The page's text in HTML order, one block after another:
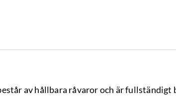
av hållbara råvaror och är